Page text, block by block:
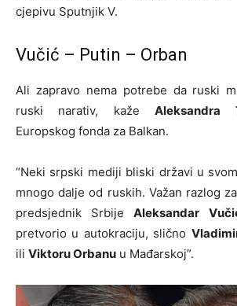
cjepivu Sputnjik V.
Vučić – Putin – Orban
Ali zapravo nema potrebe da ruski
ruski narativ, kažeAleksandra
Europskog fonda za Balkan.
“Neki srpski mediji bliski državi u
mnogo dalje od ruskih. Važan razlog
predsjednik SrbijeAleksandar
pretvorio u autokraciju, slično
ili Viktoru Orbanu u Mađarskoj”.